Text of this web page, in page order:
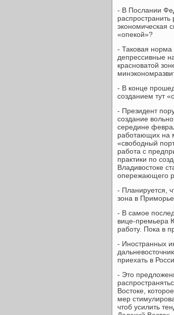
- В Послании
экономическая
«опекой»?
- Таковая норма
депрессивные
красноватой
- В конце
созданием тут
- Президент
создание
середине
работающих на
«свободный
работа с
практики по
Владивостоке
опережающего
- Планируется,
зона в
- В самое
вице-премьера
работу. Пока в
- Иностранных
приехать в
- Это
Востоке,
мер
чтоб усилить